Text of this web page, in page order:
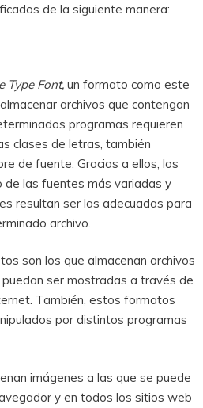
de la siguiente manera:
Type Font, un formato como este
archivos que contengan
programas requieren
clases de letras, también
de fuente. Gracias a ellos, los
de las fuentes más variadas y
resultan ser las adecuadas para
archivo.
son los que almacenan archivos
ser mostradas a través de
También, estos formatos
por distintos programas
imágenes a las que se puede
y en todos los sitios web